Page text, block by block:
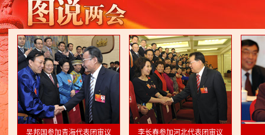
吴邦国参加青海代表团审议 李长春参加河北代表团审议